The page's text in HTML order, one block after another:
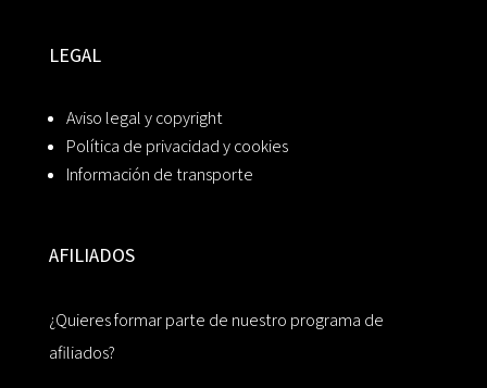
LEGAL
Aviso legal y copyright
Política de privacidad y cookies
Información de transporte
AFILIADOS
¿Quieres formar parte de nuestro programa de
afiliados?